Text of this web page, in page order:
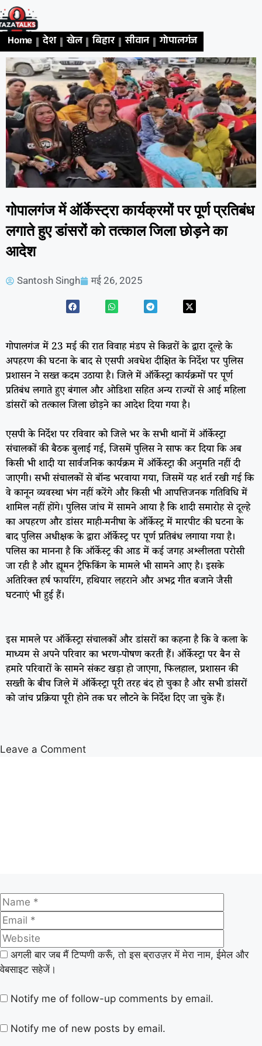
Home देश खेल बिहार सीवान गोपालगंज
गोपालगंज में ऑर्केस्ट्रा कार्यक्रमों पर पूर्ण प्रतिबंध
लगाते हुए डांसरों को तत्काल जिला छोड़ने का
आदेश
Santosh Singh मई 26, 2025
गोपालगंज में 23 मई की रात विवाह मंडप से किन्नरों के द्वारा दूल्हे के
अपहरण की घटना के बाद से एसपी अवधेश दीक्षित के निर्देश पर पुलिस
प्रशासन ने सख्त कदम उठाया है। जिले में ऑर्केस्ट्रा कार्यक्रमों पर पूर्ण
प्रतिबंध लगाते हुए बंगाल और ओडिशा सहित अन्य राज्यों से आई महिला
डांसरों को तत्काल जिला छोड़ने का आदेश दिया गया है।
एसपी के निर्देश पर रविवार को जिले भर के सभी थानों में ऑर्केस्ट्रा
संचालकों की बैठक बुलाई गई, जिसमें पुलिस ने साफ कर दिया कि अब
किसी भी शादी या सार्वजनिक कार्यक्रम में ऑर्केस्ट्रा की अनुमति नहीं दी
जाएगी। सभी संचालकों से बॉन्ड भरवाया गया, जिसमें यह शर्त रखी गई कि
वे कानून व्यवस्था भंग नहीं करेंगे और किसी भी आपत्तिजनक गतिविधि में
शामिल नहीं होंगे। पुलिस जांच में सामने आया है कि शादी समारोह से दूल्हे
का अपहरण और डांसर माही-मनीषा के ऑर्केस्ट्र में मारपीट की घटना के
बाद पुलिस अधीक्षक के द्वारा ऑर्केस्ट्र पर पूर्ण प्रतिबंध लगाया गया है।
पलिस का मानना है कि ऑर्केस्ट्र की आड में कई जगह अश्लीलता परोसी
जा रही है और ह्यूमन ट्रैफिकिंग के मामले भी सामने आए है। इसके
अतिरिक्त हर्ष फायरिंग, हथियार लहराने और अभद्र गीत बजाने जैसी
घटनाएं भी हुई हैं।
इस मामले पर ऑर्केस्ट्रा संचालकों और डांसरों का कहना है कि वे कला के
माध्यम से अपने परिवार का भरण-पोषण करती हैं। ऑर्केस्ट्रा पर बैन से
हमारे परिवारों के सामने संकट खड़ा हो जाएगा, फिलहाल, प्रशासन की
सख्ती के बीच जिले में ऑर्केस्ट्रा पूरी तरह बंद हो चुका है और सभी डांसरों
को जांच प्रक्रिया पूरी होने तक घर लौटने के निर्देश दिए जा चुके हैं।
Leave a Comment
अगली बार जब मैं टिप्पणी करूँ, तो इस ब्राउज़र में मेरा नाम, ईमेल और
वेबसाइट सहेजें।
Notify me of follow-up comments by email.
Notify me of new posts by email.